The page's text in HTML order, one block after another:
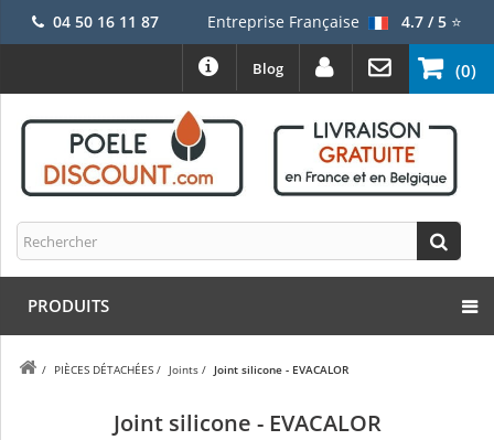
04 50 16 11 87 Entreprise Française 4.7 / 5⭐
(0)
Blog
PRODUITS
/ PIÈCES DÉTACHÉES / Joints / Joint silicone - EVACALOR
Joint silicone - EVACALOR